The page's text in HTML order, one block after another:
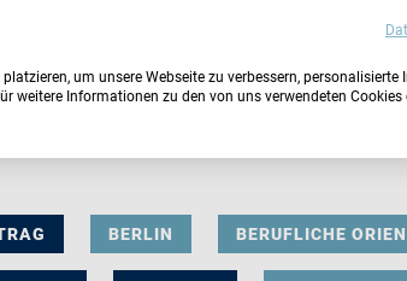
BERLIN BERUFLICHE
um unsere Webseite zu verbessern, personalisierte
weitere Informationen zu den von uns verwendeten Cookies